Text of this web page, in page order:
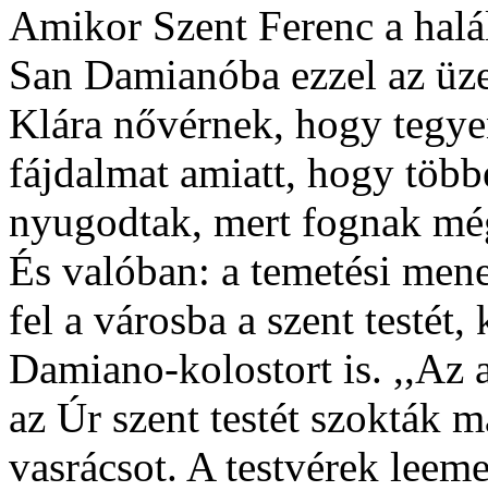
Amikor Szent Ferenc a
San Damianóba ezzel az
Klára nővérnek, hogy
fájdalmat amiatt, hogy
nyugodtak, mert fognak
És valóban: a temetési
fel a városba a szent
Damiano-kolostort is. ,,Az
az Úr szent testét szokták
vasrácsot. A testvérek